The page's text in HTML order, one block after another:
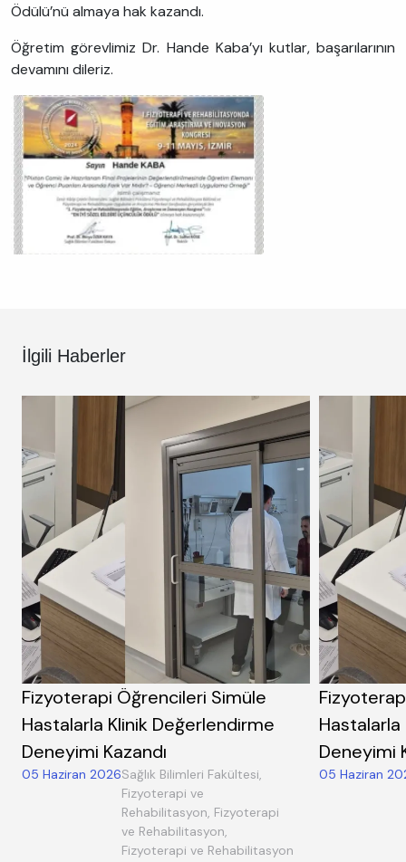
Ödülü’nü almaya hak kazandı.
Öğretim görevlimiz Dr. Hande Kaba’yı kutlar, başarılarının
devamını dileriz.
İlgili Haberler
Fizyoterapi Öğrencileri Simüle
Hastalarla Klinik Değerlendirme
Deneyimi Kazandı
05 Haziran 2026Sağlık Bilimleri Fakültesi,
Fizyoterapi ve
Rehabilitasyon, Fizyoterapi
ve Rehabilitasyon,
Fizyoterapi ve Rehabilitasyon
Deneyimi
05 Haziran